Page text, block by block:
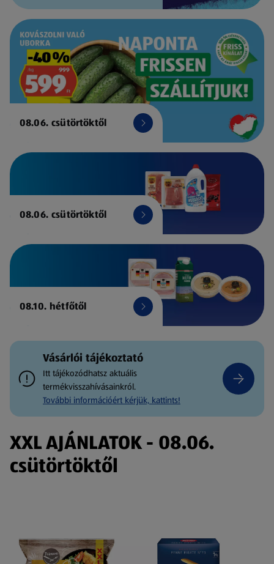
08.06. csütörtöktől
08.06. csütörtöktől
08.10. hétfőtől
Vásárlói tájékoztató
Itt tájékozódhatsz aktuális
termékvisszahívásainkról.
További információért kérjük, kattints!
XXL AJÁNLATOK - 08.06.
csütörtöktől